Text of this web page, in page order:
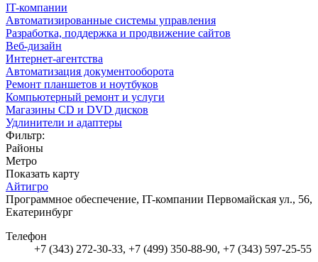
IT-компании
Автоматизированные системы управления
Разработка, поддержка и продвижение сайтов
Веб-дизайн
Интернет-агентства
Автоматизация документооборота
Ремонт планшетов и ноутбуков
Компьютерный ремонт и услуги
Магазины CD и DVD дисков
Удлинители и адаптеры
Фильтр:
Районы
Метро
Показать карту
Айтигро
Программное обеспечение, IT-компании Первомайская ул., 56,
Екатеринбург
Телефон
+7 (343) 272-30-33, +7 (499) 350-88-90, +7 (343) 597-25-55